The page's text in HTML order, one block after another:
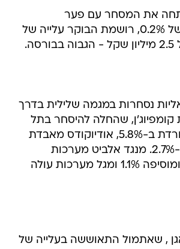
את המסחר עם פער
ארביטראז' קטן של 0.2%, רושמת הבוקר עלייה של
נסחרות במגמה שלילית בדרך
קומפיוג'ן, שהחלה להיסחר בתל
אביב לאחרונה, יורדת ב-5.8%, אודיוקודס מאבדת
5% ונייס יורדת ב-2.7%. מנגד אלביט מערכות
ממשיכה לעלות ומוסיפה 1.1% ומגל מערכות עולה
, שאתמול התאוששה בעלייה של